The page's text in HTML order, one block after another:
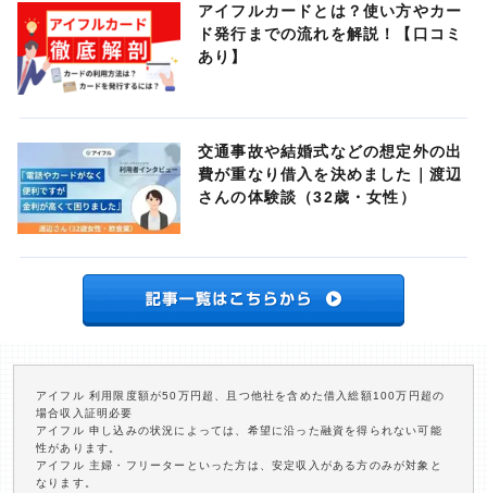
アイフルカードとは？使い方やカー
ド発行までの流れを解説！【口コミ
あり】
交通事故や結婚式などの想定外の出
費が重なり借入を決めました｜渡辺
さんの体験談（32歳・女性）
アイフル 利用限度額が50万円超、且つ他社を含めた借入総額100万円超の
場合収入証明必要
アイフル 申し込みの状況によっては、希望に沿った融資を得られない可能
性があります。
アイフル 主婦・フリーターといった方は、安定収入がある方のみが対象と
なります。